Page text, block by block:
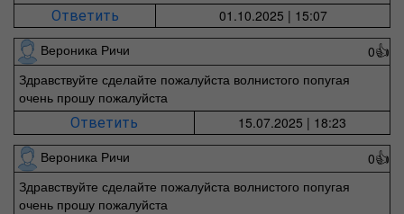
Ответить
01.10.2025 | 15:07
Вероника Ричи
0👍
Здравствуйте сделайте пожалуйста волнистого попугая
очень прошу пожалуйста
Ответить
15.07.2025 | 18:23
Вероника Ричи
0👍
Здравствуйте сделайте пожалуйста волнистого попугая
очень прошу пожалуйста